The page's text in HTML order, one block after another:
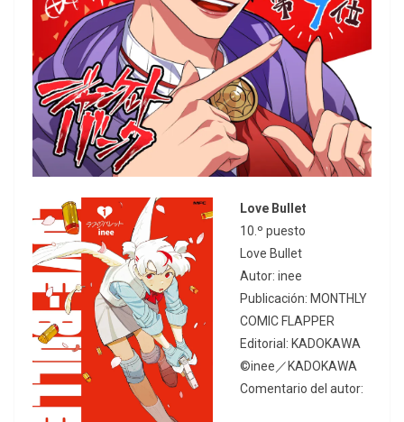
Love Bullet
10.º puesto
Love Bullet
Autor: inee
Publicación: MONTHLY
COMIC FLAPPER
Editorial: KADOKAWA
©inee／KADOKAWA
Comentario del autor: